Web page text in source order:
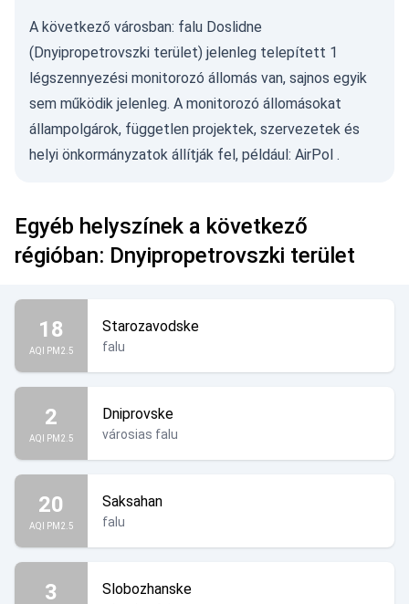
A következő városban: falu Doslidne
(Dnyipropetrovszki terület) jelenleg telepített 1
légszennyezési monitorozó állomás van, sajnos egyik
sem működik jelenleg. A monitorozó állomásokat
állampolgárok, független projektek, szervezetek és
helyi önkormányzatok állítják fel, például: AirPol .
Egyéb helyszínek a következő
régióban: Dnyipropetrovszki terület
18
AQI PM2.5
Starozavodske
falu
2
AQI PM2.5
Dniprovske
városias falu
20
AQI PM2.5
Saksahan
falu
3 Slobozhanske